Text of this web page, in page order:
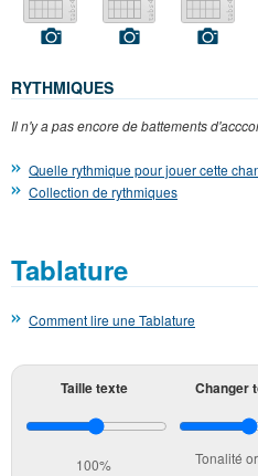
RYTHMIQUES
Il n'y a pas encore de battements
Quelle rythmique pour jouer cette
Collection de rythmiques
Tablature
Comment lire une Tablature
Taille texte
100%
Changer
Tonalité